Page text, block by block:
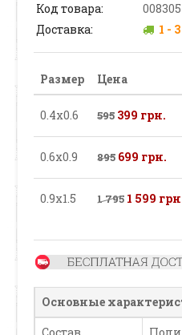
Код товара:
008305
Доставка:
1 -
Размер Цена
0.4х0.6 595 399 грн.
0.6х0.9 895 699 грн.
0.9х1.5 1 795 1 599
Основные
Состав